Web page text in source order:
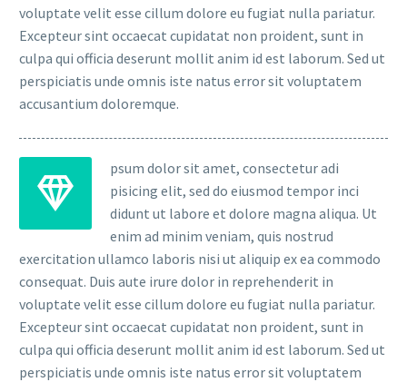
voluptate velit esse cillum dolore eu fugiat nulla pariatur.
Excepteur sint occaecat cupidatat non proident, sunt in
culpa qui officia deserunt mollit anim id est laborum. Sed ut
perspiciatis unde omnis iste natus error sit voluptatem
accusantium doloremque.
psum dolor sit amet, consectetur adi
pisicing elit, sed do eiusmod tempor inci
didunt ut labore et dolore magna aliqua. Ut
enim ad minim veniam, quis nostrud
exercitation ullamco laboris nisi ut aliquip ex ea commodo
consequat. Duis aute irure dolor in reprehenderit in
voluptate velit esse cillum dolore eu fugiat nulla pariatur.
Excepteur sint occaecat cupidatat non proident, sunt in
culpa qui officia deserunt mollit anim id est laborum. Sed ut
perspiciatis unde omnis iste natus error sit voluptatem